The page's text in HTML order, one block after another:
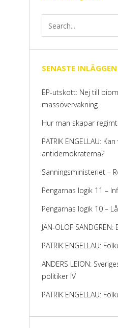
SENASTE INLÄGGEN
EP-utskott: Nej till
massövervakning
Hur man skapar
PATRIK ENGELLAU:
antidemokraterna?
Sanningsministeriet –
Pengarnas logik 11 –
Pengarnas logik 10 –
JAN-OLOF
PATRIK ENGELLAU:
ANDERS LEION:
politiker IV
PATRIK ENGELLAU: